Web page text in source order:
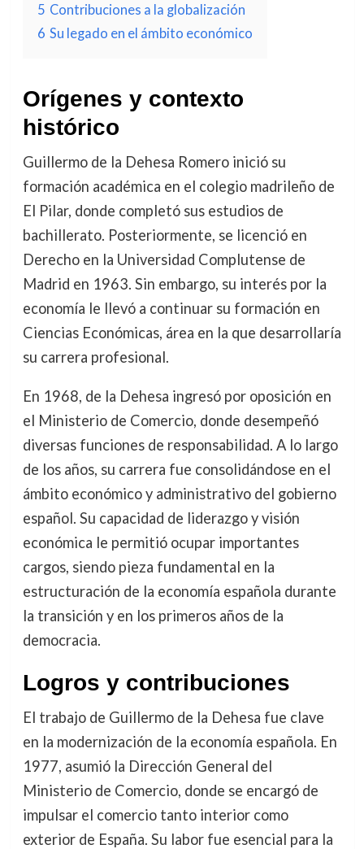
5 Contribuciones a la globalización
6 Su legado en el ámbito económico
Orígenes y contexto
histórico
Guillermo de la Dehesa Romero inició su
formación académica en el colegio madrileño de
El Pilar, donde completó sus estudios de
bachillerato. Posteriormente, se licenció en
Derecho en la Universidad Complutense de
Madrid en 1963. Sin embargo, su interés por la
economía le llevó a continuar su formación en
Ciencias Económicas, área en la que desarrollaría
su carrera profesional.
En 1968, de la Dehesa ingresó por oposición en
el Ministerio de Comercio, donde desempeñó
diversas funciones de responsabilidad. A lo largo
de los años, su carrera fue consolidándose en el
ámbito económico y administrativo del gobierno
español. Su capacidad de liderazgo y visión
económica le permitió ocupar importantes
cargos, siendo pieza fundamental en la
estructuración de la economía española durante
la transición y en los primeros años de la
democracia.
Logros y contribuciones
El trabajo de Guillermo de la Dehesa fue clave
en la modernización de la economía española. En
1977, asumió la Dirección General del
Ministerio de Comercio, donde se encargó de
impulsar el comercio tanto interior como
exterior de España. Su labor fue esencial para la